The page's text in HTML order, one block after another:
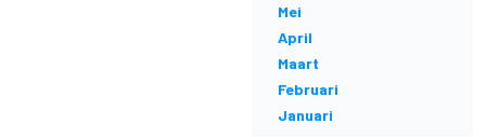
Mei
April
Maart
Februari
Januari